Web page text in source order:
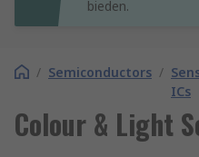
bieden.
/ Semiconductors /
ICs
Colour & Light